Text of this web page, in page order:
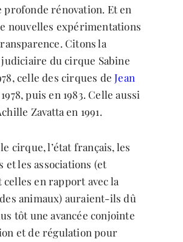
profonde rénovation. Et en
nouvelles expérimentations
Citons la
du cirque Sabine
celle des cirques deJean
puis en 1983. Celle aussi
Zavatta en 1991.
cirque, l’état français, les
et les associations (et
en rapport avec la
animaux) auraient-ils dû
tôt une avancée conjointe
et de régulation pour